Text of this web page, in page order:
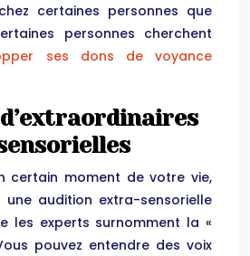
certaines personnes que
personnes cherchent
ses dons de voyance
certain moment de votre vie,
une audition extra-sensorielle
les experts surnomment la «
pouvez entendre des voix